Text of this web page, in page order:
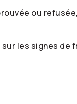
ou
les signes de